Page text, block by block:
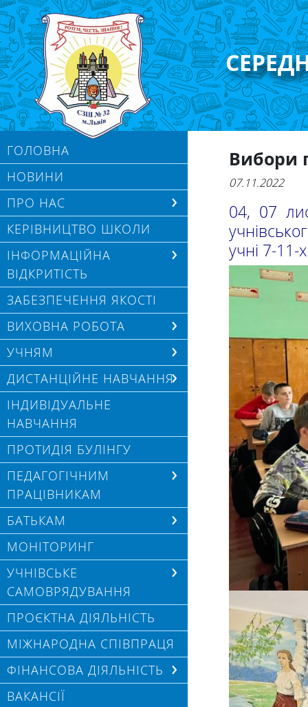
ГОЛОВНА
НОВИНИ
ПРО НАС
КЕРІВНИЦТВО ШКОЛИ
ІНФОРМАЦІЙНА
ВІДКРИТІСТЬ
ЗАБЕЗПЕЧЕННЯ ЯКОСТІ
ВИХОВНА РОБОТА
УЧНЯМ
ДИСТАНЦІЙНЕ НАВЧАННЯ
ІНДИВІДУАЛЬНЕ
НАВЧАННЯ
ПРОТИДІЯ БУЛІНГУ
ПЕДАГОГІЧНИМ
ПРАЦІВНИКАМ
БАТЬКАМ
МОНІТОРИНГ
УЧНІВСЬКЕ
САМОВРЯДУВАННЯ
ПРОЄКТНА ДІЯЛЬНІСТЬ
МІЖНАРОДНА СПІВПРАЦЯ
ФІНАНСОВА ДІЯЛЬНІСТЬ
ВАКАНСІЇ
Вибори
07.11.2022
04, 07
учні 7-11-